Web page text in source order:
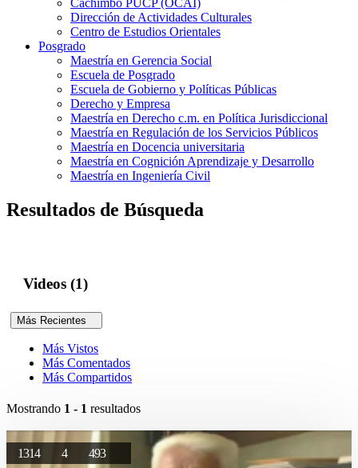
Cachimbo PUCP (OCAI)
Dirección de Actividades Culturales
Centro de Estudios Orientales
Posgrado
Maestría en Gerencia Social
Escuela de Posgrado
Escuela de Gobierno y Políticas Públicas
Derecho y Empresa
Maestría en Derecho c.m. en Política Jurisdiccional
Maestría en Regulación de los Servicios Públicos
Maestría en Docencia universitaria
Maestría en Cognición Aprendizaje y Desarrollo
Maestría en Ingeniería Civil
Resultados de Búsqueda
Videos (1)
Más Recientes
Más Vistos
Más Comentados
Más Compartidos
Mostrando 1 - 1 resultados
1314 4 493